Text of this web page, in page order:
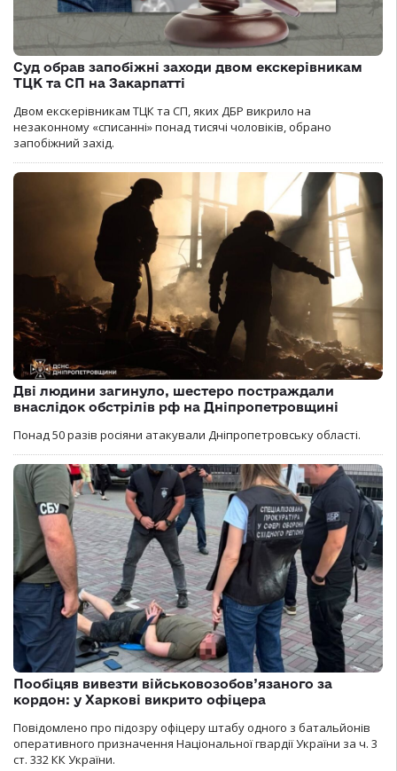
Суд обрав запобіжні заходи двом екскерівникам
ТЦК та СП на Закарпатті
Двом екскерівникам ТЦК та СП, яких ДБР викрило на
незаконному «списанні» понад тисячі чоловіків, обрано
запобіжний захід.
Дві людини загинуло, шестеро постраждали
внаслідок обстрілів рф на Дніпропетровщині
Понад 50 разів росіяни атакували Дніпропетровську області.
Пообіцяв вивезти військовозобов’язаного за
кордон: у Харкові викрито офіцера
Повідомлено про підозру офіцеру штабу одного з батальйонів
оперативного призначення Національної гвардії України за ч. 3
ст. 332 КК України.